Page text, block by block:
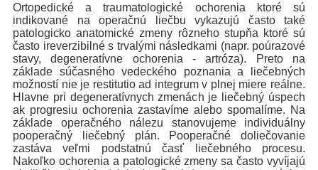
Ortopedické a traumatologické ochorenia ktoré sú
indikované na operačnú liečbu vykazujú často také
patologicko anatomické zmeny rôzneho stupňa ktoré sú
často ireverzibilné s trvalými následkami (napr. poúrazové
stavy, degeneratívne ochorenia - artróza). Preto na
základe súčasného vedeckého poznania a liečebných
možností nie je restitutio ad integrum v plnej miere reálne.
Hlavne pri degeneratívnych zmenách je liečebný úspech
ak progresiu ochorenia zastavíme alebo spomalíme. Na
základe operačného nálezu stanovujeme individuálny
pooperačný liečebný plán. Pooperačné doliečovanie
zastáva veľmi podstatnú časť liečebného procesu.
Nakoľko ochorenia a patologické zmeny sa často vyvíjajú